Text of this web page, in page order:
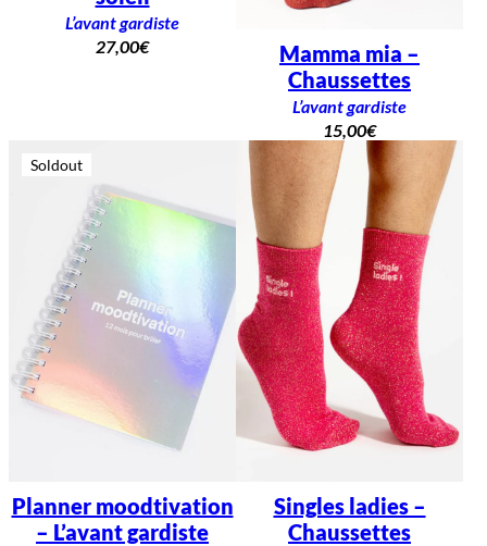
L’avant gardiste
27,00€
Mamma mia –
Chaussettes
L’avant gardiste
15,00€
Soldout
Planner moodtivation
– L’avant gardiste
Singles ladies –
Chaussettes